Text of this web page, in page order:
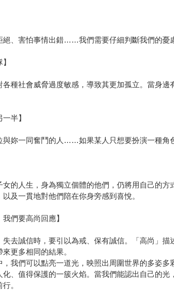
絕、害怕事情出錯……我們需要仔細判斷我們的憂
各種社會威脅過度敏感，導致其更加孤立。當身
半】
與妳一同奮鬥的人……如果某人只想要扮演一種角
女的人生，身為獨立個體的他們，仍將用自己的
及一貫地對他們陪在你身旁感到喜悅。
我們要高尚回應】
失去誠信時，要引以為戒、保有誠信。「高尚
更多相同的結果。
我們可以點亮一道光，映照出周圍世界的多姿
化、值得保護的一簇火焰。當我們能認出自己的
。